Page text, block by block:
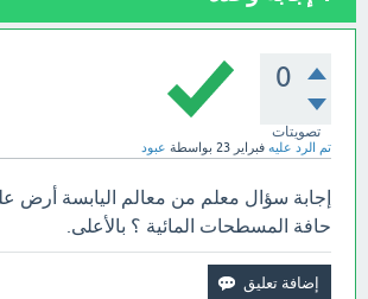
0
تصويتات
تم الرد عليه فبراير 23 بواسطة عبود
إجابة سؤال معلم من معالم اليابسة أرض
حافة المسطحات المائية ؟ بالأعلى.